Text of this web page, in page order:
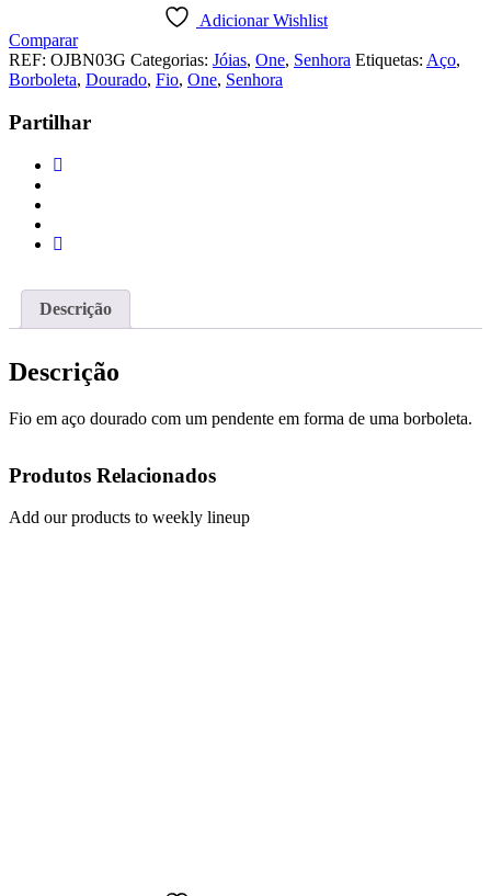
BUTTERFLY
CRYSTAL
Adicionar Wishlist
Comparar
REF: OJBN03G Categorias: Jóias, One, Senhora Etiquetas: Aço,
Borboleta, Dourado, Fio, One, Senhora
Partilhar
Descrição
Descrição
Fio em aço dourado com um pendente em forma de uma borboleta.
Produtos Relacionados
Add our products to weekly lineup